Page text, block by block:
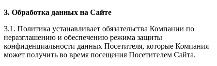
3. Обработка данных на Сайте
3.1. Политика устанавливает обязательства Компании по
неразглашению и обеспечению режима защиты
конфиденциальности данных Посетителя, которые Компания
может получить во время посещения Посетителем Сайта.